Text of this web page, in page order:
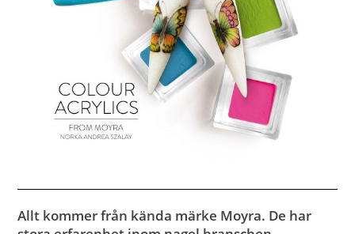
Allt kommer från kända märke Moyra. De har